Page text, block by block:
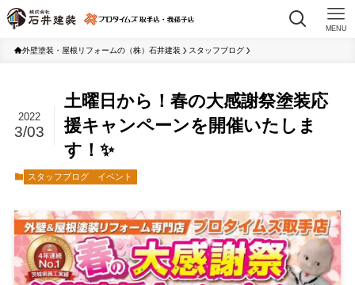
MENU
外壁塗装・屋根リフォームの（株）石井建装 スタッフブログ
土曜日から！春の大感謝祭塗装応
援キャンペーンを開催いたしま
す！✨
2022
3/03
スタッフブログ イベント